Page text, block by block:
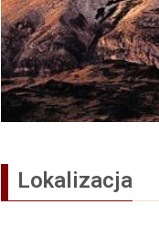
Lokalizacja